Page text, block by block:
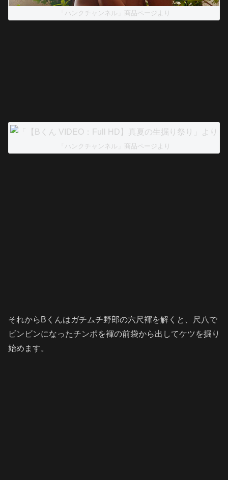
「ハンクチャンネル」商品ページより
「ハンクチャンネル」商品ページより
それからBくんはガチムチ野郎の六尺褌を解くと、尺八で
ビンビンになったチンポを褌の前袋から出してケツを掘り
始めます。